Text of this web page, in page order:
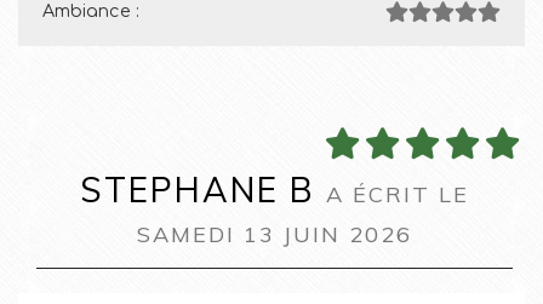
Ambiance :
STEPHANE B A ÉCRIT LE
SAMEDI 13 JUIN 2026